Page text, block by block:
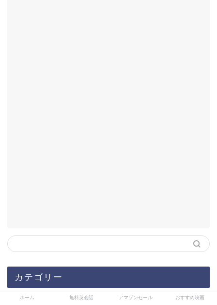
カテゴリー
ホーム 無料英会話 アマゾンセール おすすめ映画